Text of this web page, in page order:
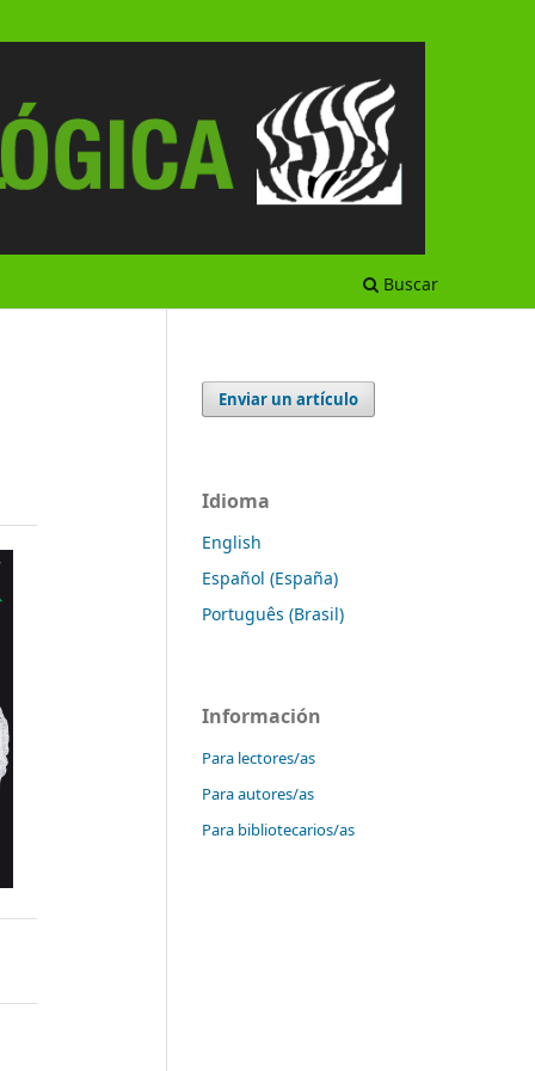
Buscar
Enviar un artículo
Idioma
English
Español (España)
Português (Brasil)
Información
Para lectores/as
Para autores/as
Para bibliotecarios/as